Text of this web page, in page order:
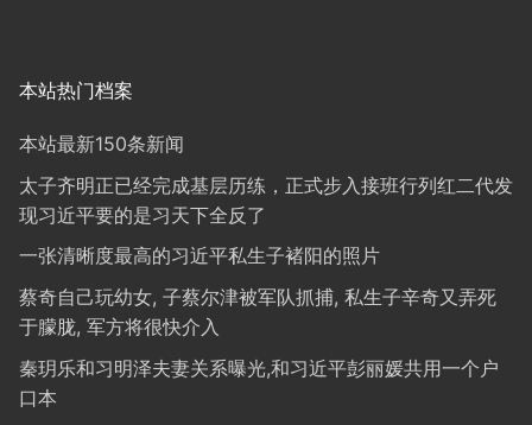
本站热门档案
本站最新150条新闻
太子齐明正已经完成基层历练，正式步入接班行列红二代发
现习近平要的是习天下全反了
一张清晰度最高的习近平私生子褚阳的照片
蔡奇自己玩幼女, 子蔡尔津被军队抓捕, 私生子辛奇又弄死
于朦胧, 军方将很快介入
秦玥乐和习明泽夫妻关系曝光,和习近平彭丽媛共用一个户
口本